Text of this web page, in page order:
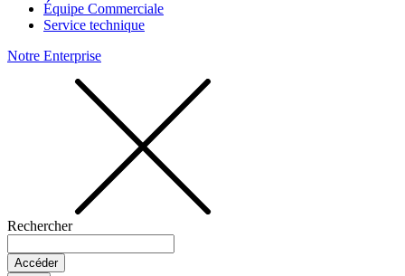
Équipe Commerciale
Service technique
Notre Enterprise
Rechercher